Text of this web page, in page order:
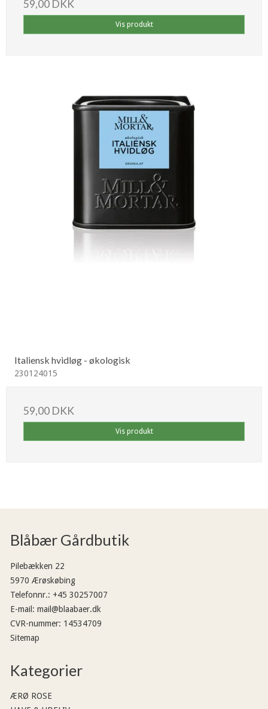
59,00 DKK
Vis produkt
Italiensk hvidløg - økologisk
230124015
59,00 DKK
Vis produkt
Blåbær Gårdbutik
Pilebækken 22
5970 Ærøskøbing
Telefonnr.: +45 30257007
E-mail : mail@blaabaer.dk
CVR-nummer: 14534709
Sitemap
Kategorier
ÆRØ ROSE